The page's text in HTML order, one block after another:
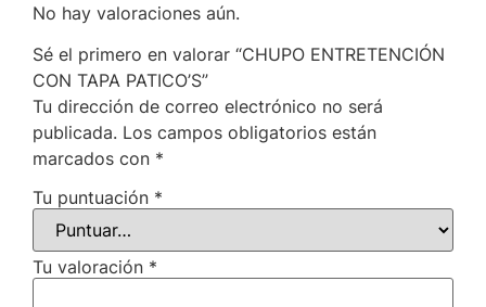
No hay valoraciones aún.
Sé el primero en valorar “CHUPO ENTRETENCIÓN
CON TAPA PATICO’S”
Tu dirección de correo electrónico no será
publicada. Los campos obligatorios están
marcados con *
Tu puntuación *
Tu valoración *